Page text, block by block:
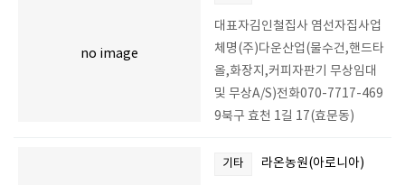
no image
대표자김인철집사 염선자집사업
체명(주)다운산업(물수건,핸드타
올,화장지,커피자판기 무상임대
및 무상A/S)전화070-7717-469
9북구 효천 1길 17(효문동)
기타 라온농원(아로니아)